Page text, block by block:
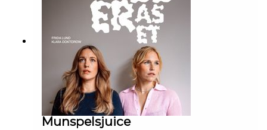
Munspelsjuice